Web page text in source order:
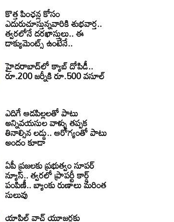
కొత్త పింఛన్ల కోసం
ఎదురుచూస్తున్నవారికి శుభవార్త..
త్వరలోనే దరఖాస్తులు.. ఈ
డాక్యుమెంట్స్ ఉంటేనే..
హైదరాబాద్‌లో క్యాబ్‌ దోపిడీ..
రూ.200 జర్నీకి రూ.500 వసూల్
ఎదిగే ఆడపిల్లలతో పాటు
అన్నివయసుల వాళ్ళు తప్పక
తినాల్సిన లడ్డు.. ఆరోగ్యంతో పాటు
అందం కూడా
ఏపీ ప్రజలకు ప్రభుత్వం సూపర్
న్యూస్.. త్వరలో ప్రాపర్టీ కార్డ్
పంపిణీ.. బ్యాంకు రుణాలు మరింత
సులువు
యాపిల్ వాచ్ యూజర్లకు